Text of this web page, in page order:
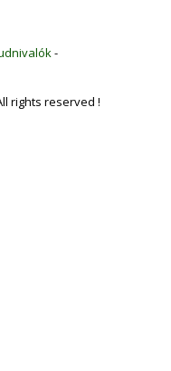
-
rights reserved !